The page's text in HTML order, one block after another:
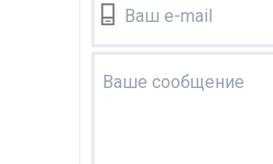
Ваш e-mail
Ваше сообщение